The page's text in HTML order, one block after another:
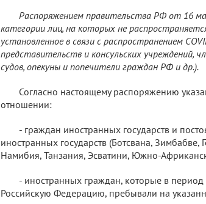
Распоряжением правительства РФ от 16
категории лиц, на которых не
установленное в связи с распространением
представительств и консульских учреждений,
судов, опекуны и попечители граждан РФ и др.).
Согласно настоящему распоряжению
отношении:
- граждан иностранных государств и
иностранных государств (Ботсвана,
Намибия, Танзания, Эсватини, Южно-
- иностранных граждан, которые в
Российскую Федерацию, пребывали на